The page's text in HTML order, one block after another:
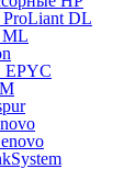
ProLiant DL
ML
EPYC